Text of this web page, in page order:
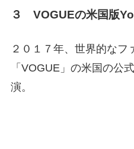
３ VOGUEの米国版
２０１７年、世界的なフ
「VOGUE」の米国の公
演。